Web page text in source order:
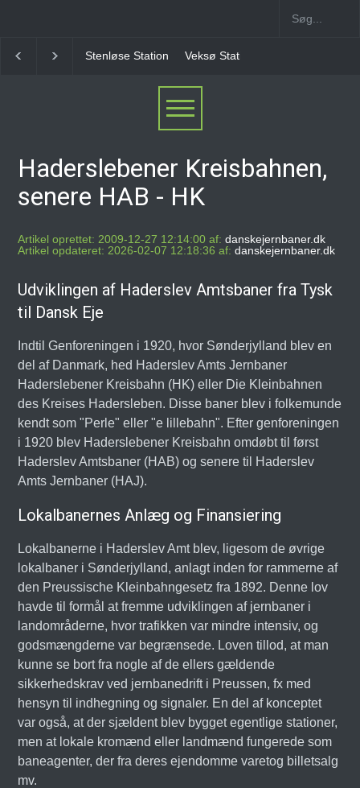
Stenløse Station Veksø Station
Haderslebener Kreisbahnen,
senere HAB - HK
Artikel oprettet: 2009-12-27 12:14:00 af: danskejernbaner.dk
Artikel opdateret: 2026-02-07 12:18:36 af: danskejernbaner.dk
Udviklingen af Haderslev Amtsbaner fra Tysk
til Dansk Eje
Indtil Genforeningen i 1920, hvor Sønderjylland blev en
del af Danmark, hed Haderslev Amts Jernbaner
Haderslebener Kreisbahn (HK) eller Die Kleinbahnen
des Kreises Hadersleben. Disse baner blev i folkemunde
kendt som "Perle" eller "e lillebahn". Efter genforeningen
i 1920 blev Haderslebener Kreisbahn omdøbt til først
Haderslev Amtsbaner (HAB) og senere til Haderslev
Amts Jernbaner (HAJ).
Lokalbanernes Anlæg og Finansiering
Lokalbanerne i Haderslev Amt blev, ligesom de øvrige
lokalbaner i Sønderjylland, anlagt inden for rammerne af
den Preussische Kleinbahngesetz fra 1892. Denne lov
havde til formål at fremme udviklingen af jernbaner i
landområderne, hvor trafikken var mindre intensiv, og
godsmængderne var begrænsede. Loven tillod, at man
kunne se bort fra nogle af de ellers gældende
sikkerhedskrav ved jernbanedrift i Preussen, fx med
hensyn til indhegning og signaler. En del af konceptet
var også, at der sjældent blev bygget egentlige stationer,
men at lokale kromænd eller landmænd fungerede som
baneagenter, der fra deres ejendomme varetog billetsalg
mv.